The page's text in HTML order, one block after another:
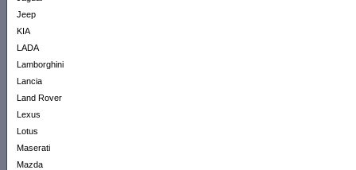
Jeep
KIA
LADA
Lamborghini
Lancia
Land Rover
Lexus
Lotus
Maserati
Mazda